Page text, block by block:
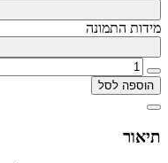
מידות התמונה
הוספה לסל
תיאור